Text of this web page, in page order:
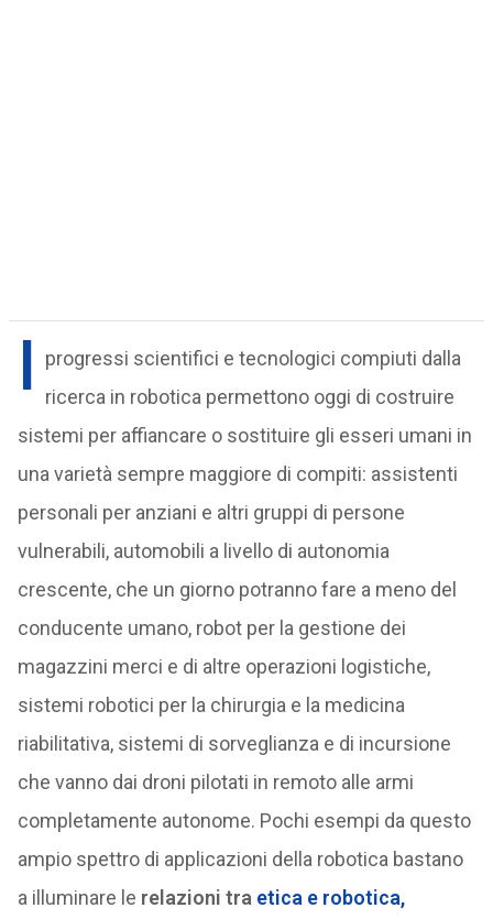
I
progressi scientifici e tecnologici compiuti dalla
ricerca in robotica permettono oggi di costruire
sistemi per affiancare o sostituire gli esseri umani in
una varietà sempre maggiore di compiti: assistenti
personali per anziani e altri gruppi di persone
vulnerabili, automobili a livello di autonomia
crescente, che un giorno potranno fare a meno del
conducente umano, robot per la gestione dei
magazzini merci e di altre operazioni logistiche,
sistemi robotici per la chirurgia e la medicina
riabilitativa, sistemi di sorveglianza e di incursione
che vanno dai droni pilotati in remoto alle armi
completamente autonome. Pochi esempi da questo
ampio spettro di applicazioni della robotica bastano
a illuminare le relazioni tra etica e robotica,